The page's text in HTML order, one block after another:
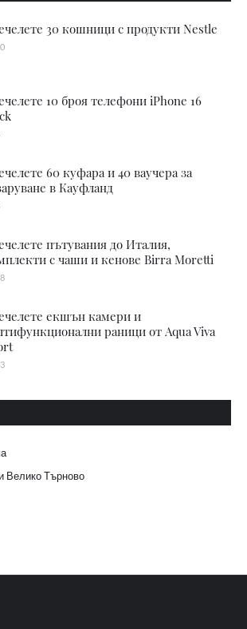
30 кошници с продукти Nestle
10 броя телефони iPhone 16
60 куфара и 40 ваучера за
в Кауфланд
пътувания до Италия,
с чаши и кенове Birra Moretti
екшън камери и
раници от Aqua Viva
Велико Търново